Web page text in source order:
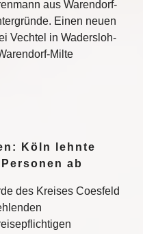
aus Warendorf-
Einen neuen
Vechtel in Wadersloh-
Milte
Köln lehnte
ab
des Kreises Coesfeld